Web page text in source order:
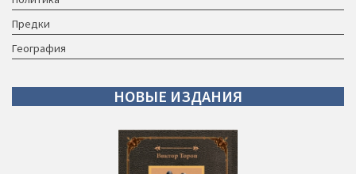
Предки
География
НОВЫЕ ИЗДАНИЯ